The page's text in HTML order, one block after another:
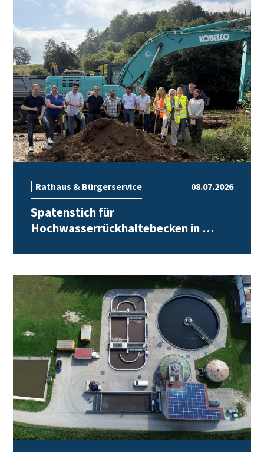
08.07.2026
Rathaus & Bürgerservice
Spatenstich für
Hochwasserrückhaltebecken in …